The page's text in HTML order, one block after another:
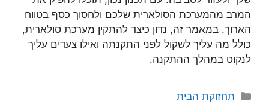
המרב מהמערכת הסולארית שלכם ולחסוך כסף בטווח
הארוך. במאמר זה, נדון כיצד להתקין מערכת סולארית,
כולל מה עליך לשקול לפני התקנתה ואילו צעדים עליך
לנקוט במהלך ההתקנה.
קטגוריות
תחזוקת הבית